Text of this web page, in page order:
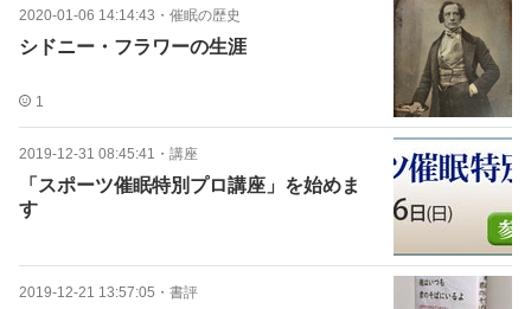
2020-01-06 14:14:43 ・ 催眠の歴史
シドニー・フラワーの生涯
1
2019-12-31 08:45:41 ・ 講座
「スポーツ催眠特別プロ講座」を始めま
す
2019-12-21 13:57:05 ・ 書評